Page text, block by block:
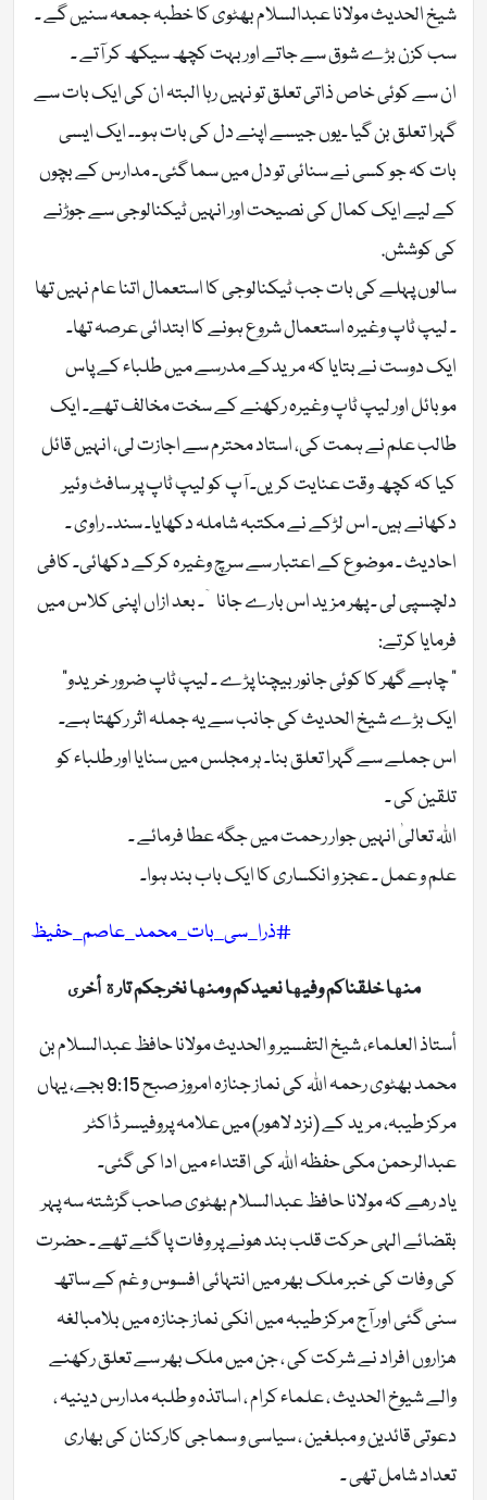
شیخ الحدیث مولانا عبدالسلام بھٹوی کا خطبہ جمعہ سنیں گے ۔
سب کزن بڑے شوق سے جاتے اور بہت کچھ سیکھ کر آتے ۔
ان سے کوئی خاص ذاتی تعلق تو نہیں رہا البتہ ان کی ایک بات سے
گہرا تعلق بن گیا ۔یوں جیسے اپنے دل کی بات ہو۔۔ ایک ایسی
بات کہ جو کسی نے سنائی تو دل میں سما گئی۔ مدارس کے بچوں
کے لیے ایک کمال کی نصیحت اور انہیں ٹیکنالوجی سے جوڑنے
کی کوشش.
سالوں پہلے کی بات جب ٹیکنالوجی کا استعمال اتنا عام نہیں تھا
۔ لیپ ٹاپ وغیرہ استعمال شروع ہونے کا ابتدائی عرصہ تھا۔
ایک دوست نے بتایا کہ مریدکے مدرسے میں طلباء کے پاس
موبائل اور لیپ ٹاپ وغیرہ رکھنے کے سخت مخالف تھے۔ ایک
طالب علم نے ہمت کی، استاد محترم سے اجازت لی، انہیں قائل
کیا کہ کچھ وقت عنایت کریں۔ آپ کو لیپ ٹاپ پر سافٹ وئیر
دکھانے ہیں۔ اس لڑکے نے مکتبہ شاملہ دکھایا۔ سند۔ راوی ۔
احادیث ۔ موضوع کے اعتبار سے سرچ وغیرہ کرکے دکھائی۔ کافی
دلچسپی لی ۔ پھر مزید اس بارے جانا ۤ۔ بعد ازاں اپنی کلاس میں
فرمایا کرتے:
” چاہے گھر کا کوئی جانور بیچنا پڑے ۔ لیپ ٹاپ ضرور خریدو”
ایک بڑے شیخ الحدیث کی جانب سے یہ جملہ اثر رکھتا ہے۔
اس جملے سے گہرا تعلق بنا۔ ہر مجلس میں سنایا اور طلباء کو
تلقین کی ۔
اللہ تعالیٰ انہیں جوار رحمت میں جگہ عطا فرمائے ۔
علم و عمل ۔ عجز و انکساری کا ایک باب بند ہوا۔
#ذرا_سی_بات_محمد_عاصم_حفیظ
منها خلقناكم وفيها نعيدكم ومنها نخرجكم تارة أخرى
أستاذ العلماء، شیخ التفسیر و الحدیث مولانا حافظ عبدالسلام بن
محمد بھٹوی رحمہ اللہ کی نماز جنازہ امروز صبح 9:15 بجے، یہاں
مرکز طیبہ، مرید کے (نزد لاھور) میں علامہ پروفیسر ڈاکٹر
عبدالرحمن مکی حفظہ اللہ کی اقتداء میں ادا کی گئی۔
یاد رھے کہ مولانا حافظ عبدالسلام بھٹوی صاحب گزشتہ سہ پہر
بقضائے الہی حرکت قلب بند ھونے پر وفات پا گئے تھے ۔ حضرت
کی وفات کی خبر ملک بھر میں انتہائی افسوس و غم کے ساتھ
سنی گئی اور آج مرکز طیبہ میں انکی نماز جنازہ میں بلامبالغہ
ھزاروں افراد نے شرکت کی ، جن میں ملک بھر سے تعلق رکھنے
والے شیوخ الحدیث ، علماء کرام ، اساتذہ و طلبہ مدارس دینیہ ،
دعوتی قائدین و مبلغین ، سیاسی و سماجی کارکنان کی بھاری
تعداد شامل تھی ۔